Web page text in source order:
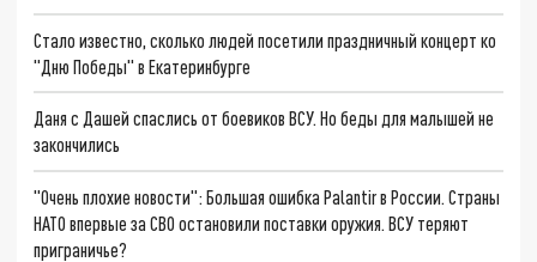
Стало известно, сколько людей посетили праздничный концерт ко
"Дню Победы" в Екатеринбурге
Даня с Дашей спаслись от боевиков ВСУ. Но беды для малышей не
закончились
"Очень плохие новости": Большая ошибка Palantir в России. Страны
НАТО впервые за СВО остановили поставки оружия. ВСУ теряют
приграничье?